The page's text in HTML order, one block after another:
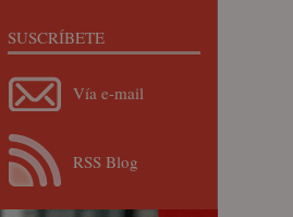
SUSCRÍBETE
Vía e-mail
RSS Blog